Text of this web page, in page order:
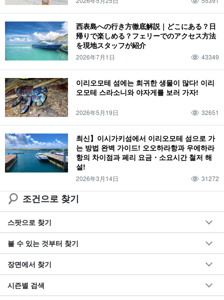
西表島への行き方徹底解説｜どこにある？日
帰りで楽しめる？フェリーでのアクセス方法
を現地スタッフが紹介
2026年7月1日 43349
이리오모테 섬에는 희귀한 생물이 많다! 이리
오모테 스라소니와 야자게를 보러 가자!
2026年5月19日 32651
최신】이시가키섬에서 이리오모테 섬으로 가
는 방법 완벽 가이드! 오오하라항과 우에하라
항의 차이점과 페리 요금・소요시간 철저 해
설!
2026年3月14日 31272
조건으로 찾기
스팟으로 찾기
볼 수 있는 것부터 찾기
장면에서 찾기
시즌별 검색